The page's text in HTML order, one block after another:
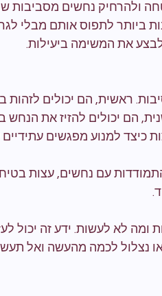
ולהרחיק נחשים מסביבות
ביותר לתפוס אותם מבלי
את המשימה ביעילות.
ראשית, הם יכולים לזהות
הם יכולים להזיז את
כיצד למנוע מפגשים
עם נחשים, עצות
לא לעשות. ידע זה יכול
נצלול לכמה מהעשה ואל